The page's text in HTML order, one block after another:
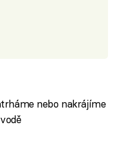
nebo nakrájíme